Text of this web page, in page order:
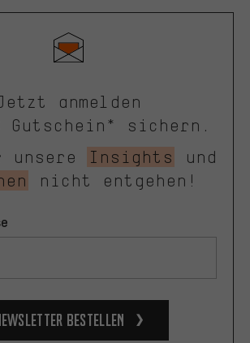
anmelden
Gutschein* sichern.
unsere
Insights
und
nicht entgehen!
bestellen